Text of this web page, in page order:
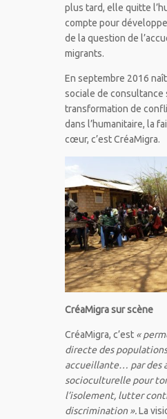
plus tard, elle quitte
compte pour
de la question de
migrants.
En septembre 2016
sociale de consultance
transformation de
dans l’humanitaire, la
cœur, c’est CréaMigra.
CréaMigra sur scène
CréaMigra, c’est «
directe des
accueillante… par des
socioculturelle pour
l’isolement, lutter
discrimination ».La